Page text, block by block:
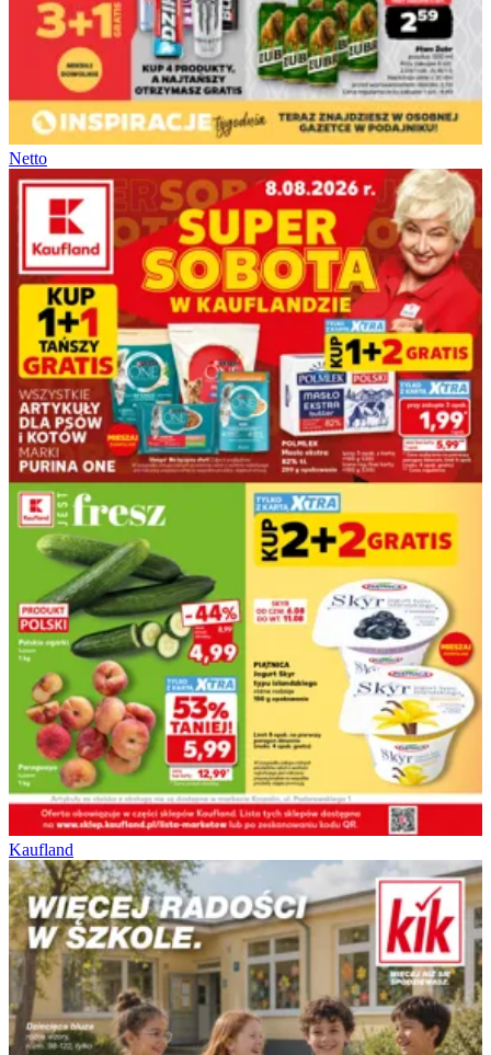
Netto
Kaufland